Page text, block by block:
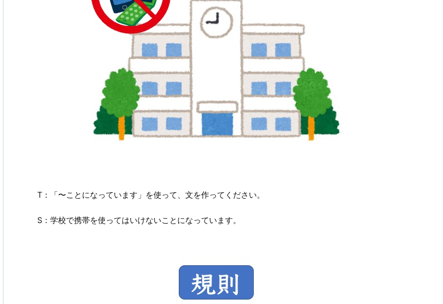
T：「〜ことになっています」を使って、文を作ってください。
S：学校で携帯を使ってはいけないことになっています。